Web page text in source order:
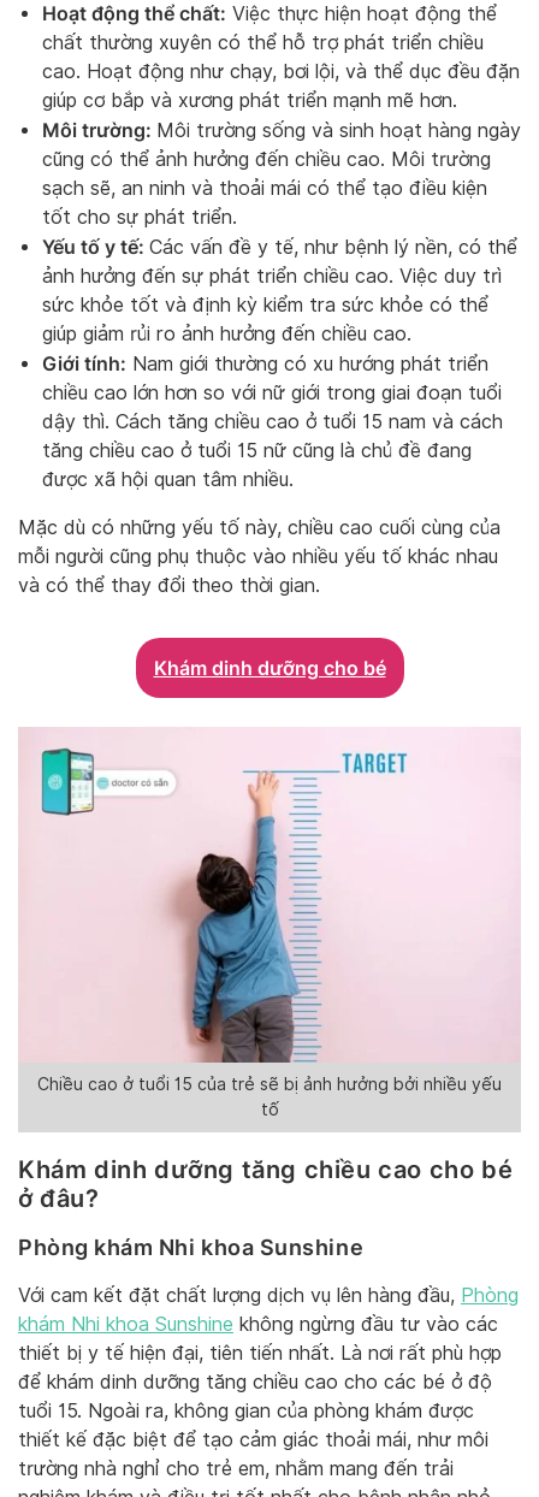
Hoạt động thể chất: Việc thực hiện hoạt động thể
chất thường xuyên có thể hỗ trợ phát triển chiều
cao. Hoạt động như chạy, bơi lội, và thể dục đều đặn
giúp cơ bắp và xương phát triển mạnh mẽ hơn.
Môi trường: Môi trường sống và sinh hoạt hàng ngày
cũng có thể ảnh hưởng đến chiều cao. Môi trường
sạch sẽ, an ninh và thoải mái có thể tạo điều kiện
tốt cho sự phát triển.
Yếu tố y tế: Các vấn đề y tế, như bệnh lý nền, có thể
ảnh hưởng đến sự phát triển chiều cao. Việc duy trì
sức khỏe tốt và định kỳ kiểm tra sức khỏe có thể
giúp giảm rủi ro ảnh hưởng đến chiều cao.
Giới tính: Nam giới thường có xu hướng phát triển
chiều cao lớn hơn so với nữ giới trong giai đoạn tuổi
dậy thì. Cách tăng chiều cao ở tuổi 15 nam và cách
tăng chiều cao ở tuổi 15 nữ cũng là chủ đề đang
được xã hội quan tâm nhiều.
Mặc dù có những yếu tố này, chiều cao cuối cùng của
mỗi người cũng phụ thuộc vào nhiều yếu tố khác nhau
và có thể thay đổi theo thời gian.
Khám dinh dưỡng cho bé
Chiều cao ở tuổi 15 của trẻ sẽ bị ảnh hưởng bởi nhiều yếu
tố
Khám dinh dưỡng tăng chiều cao cho bé
ở đâu?
Phòng khám Nhi khoa Sunshine
Với cam kết đặt chất lượng dịch vụ lên hàng đầu, Phòng
khám Nhi khoa Sunshine không ngừng đầu tư vào các
thiết bị y tế hiện đại, tiên tiến nhất. Là nơi rất phù hợp
để khám dinh dưỡng tăng chiều cao cho các bé ở độ
tuổi 15. Ngoài ra, không gian của phòng khám được
thiết kế đặc biệt để tạo cảm giác thoải mái, như môi
trường nhà nghỉ cho trẻ em, nhằm mang đến trải